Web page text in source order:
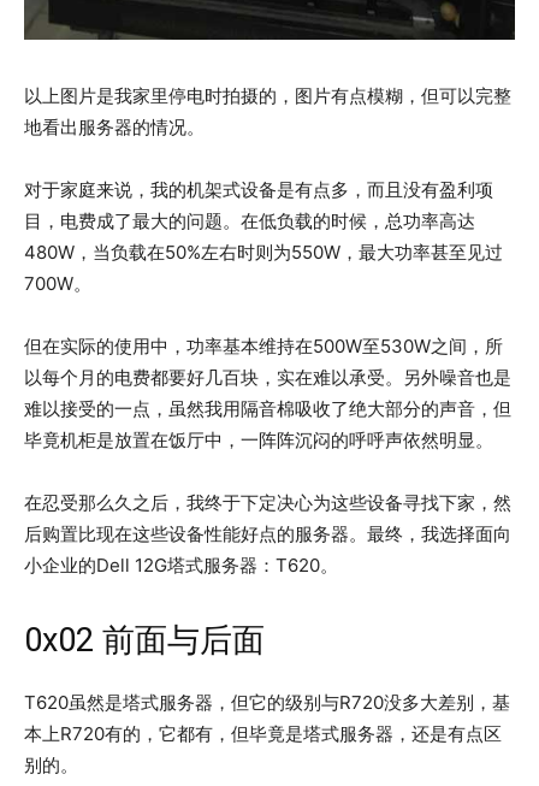
以上图片是我家里停电时拍摄的，图片有点模糊，但可以完整
地看出服务器的情况。
对于家庭来说，我的机架式设备是有点多，而且没有盈利项
目，电费成了最大的问题。在低负载的时候，总功率高达
480W，当负载在50%左右时则为550W，最大功率甚至见过
700W。
但在实际的使用中，功率基本维持在500W至530W之间，所
以每个月的电费都要好几百块，实在难以承受。另外噪音也是
难以接受的一点，虽然我用隔音棉吸收了绝大部分的声音，但
毕竟机柜是放置在饭厅中，一阵阵沉闷的呼呼声依然明显。
在忍受那么久之后，我终于下定决心为这些设备寻找下家，然
后购置比现在这些设备性能好点的服务器。最终，我选择面向
小企业的Dell 12G塔式服务器：T620。
0x02 前面与后面
T620虽然是塔式服务器，但它的级别与R720没多大差别，基
本上R720有的，它都有，但毕竟是塔式服务器，还是有点区
别的。